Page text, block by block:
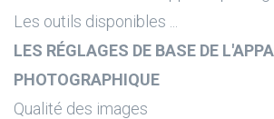
Les outils disponibles ...
LES RÉGLAGES DE BASE DE
PHOTOGRAPHIQUE
Qualité des images